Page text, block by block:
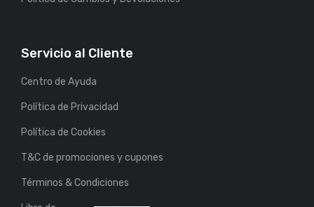
Servicio al Cliente
Centro de Ayuda
Política de Privacidad
Política de Cookies
T&C de promociones y cupones
Términos & Condiciones